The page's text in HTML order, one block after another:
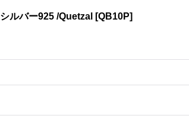
ルバー925 /Quetzal [QB10P]